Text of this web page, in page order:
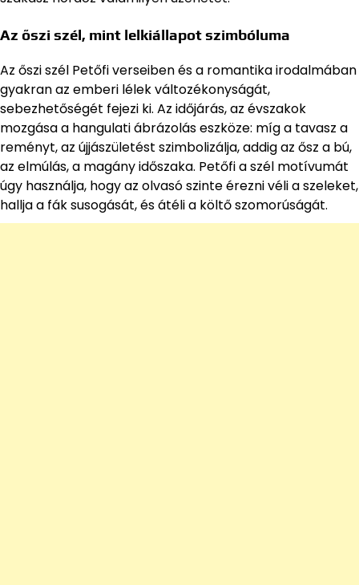
Az őszi szél, mint lelkiállapot szimbóluma
Az őszi szél Petőfi verseiben és a romantika irodalmában
gyakran az emberi lélek változékonyságát,
sebezhetőségét fejezi ki. Az időjárás, az évszakok
mozgása a hangulati ábrázolás eszköze: míg a tavasz a
reményt, az újjászületést szimbolizálja, addig az ősz a bú,
az elmúlás, a magány időszaka. Petőfi a szél motívumát
úgy használja, hogy az olvasó szinte érezni véli a szeleket,
hallja a fák susogását, és átéli a költő szomorúságát.